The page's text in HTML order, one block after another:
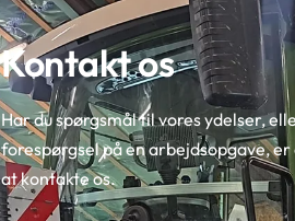
Kontakt os
Har du spørgsmål til vores ydelser,
forespørgsel på en arbejdsopgave,
at kontakte os.